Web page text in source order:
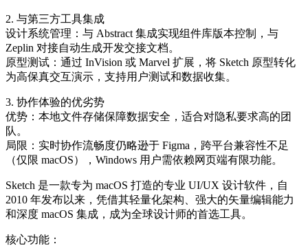
2. 与第三方工具集成
设计系统管理：与 Abstract 集成实现组件库版本控制，与
Zeplin 对接自动生成开发交接文档。
原型测试：通过 InVision 或 Marvel 扩展，将 Sketch 原型转化
为高保真交互演示，支持用户测试和数据收集。
3. 协作体验的优劣势
优势：本地文件存储保障数据安全，适合对隐私要求高的团
队。
局限：实时协作流畅度仍略逊于 Figma，跨平台兼容性不足
（仅限 macOS），Windows 用户需依赖网页端有限功能。
Sketch 是一款专为 macOS 打造的专业 UI/UX 设计软件，自
2010 年发布以来，凭借其轻量化架构、强大的矢量编辑能力
和深度 macOS 集成，成为全球设计师的首选工具。
核心功能：